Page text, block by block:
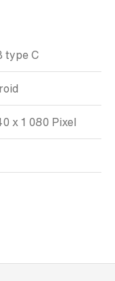
type C
x 1 080 Pixel